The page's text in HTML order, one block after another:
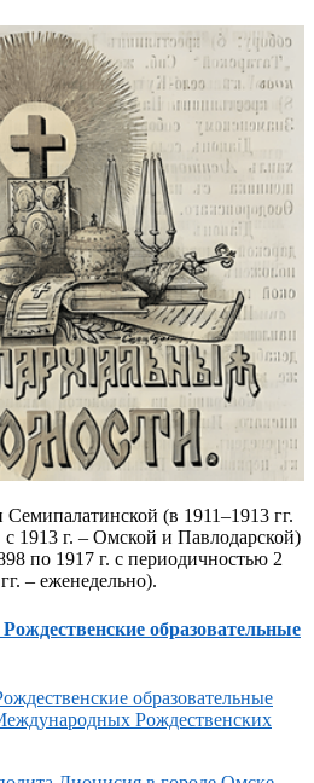
(в 1911–1913 гг.
1913 г. – Омской и Павлодарской)
по 1917 г. с периодичностью 2
– еженедельно).
образовательные